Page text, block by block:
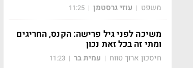
משפט | עוזי גרסטמן |
11:25
משיכה לפני גיל פרישה: הקנס, החריגים
ומתי זה בכל זאת נכון
חיסכון ארוך טווח | עמית בר |
11:23